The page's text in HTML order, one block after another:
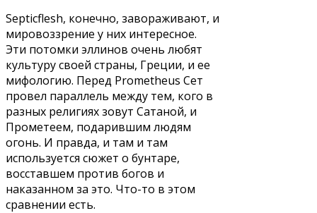
Septicflesh, конечно, завораживают, и
мировоззрение у них интересное.
Эти потомки эллинов очень любят
культуру своей страны, Греции, и ее
мифологию. Перед Prometheus Сет
провел параллель между тем, кого в
разных религиях зовут Сатаной, и
Прометеем, подарившим людям
огонь. И правда, и там и там
используется сюжет о бунтаре,
восставшем против богов и
наказанном за это. Что-то в этом
сравнении есть.